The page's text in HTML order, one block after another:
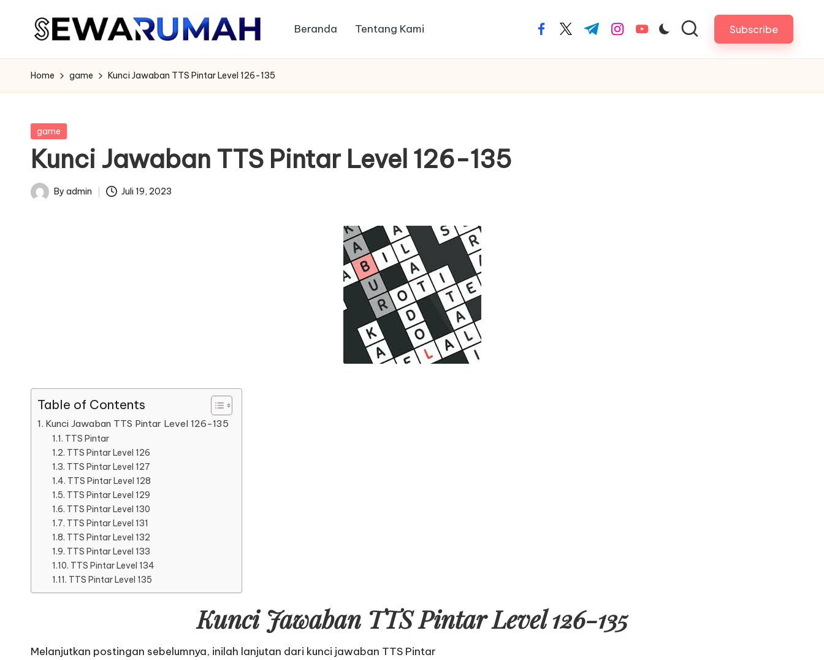
Beranda Tentang Kami facebook.com
twitter.com
t.me instagram.com
youtube.com Subscribe
Home game Kunci Jawaban TTS Pintar Level 126-135
Posted
game
Kunci Jawaban TTS Pintar Level 126-135
Posted
By admin Juli 19, 2023
Table of Contents
Kunci Jawaban TTS Pintar Level 126-135
TTS Pintar
TTS Pintar Level 126
TTS Pintar Level 127
TTS Pintar Level 128
TTS Pintar Level 129
TTS Pintar Level 130
TTS Pintar Level 131
TTS Pintar Level 132
TTS Pintar Level 133
TTS Pintar Level 134
TTS Pintar Level 135
Kunci Jawaban TTS Pintar Level 126-135
Melanjutkan postingan sebelumnya, inilah lanjutan dari kunci jawaban TTS Pintar